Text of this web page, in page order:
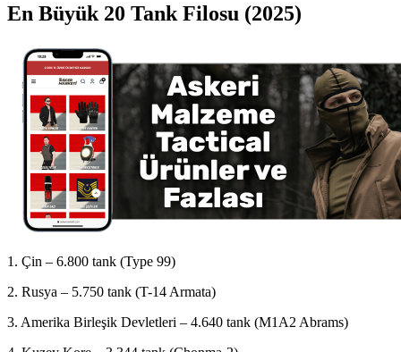
En Büyük 20 Tank Filosu (2025)
1. Çin – 6.800 tank (Type 99)
2. Rusya – 5.750 tank (T-14 Armata)
3. Amerika Birleşik Devletleri – 4.640 tank (M1A2 Abrams)